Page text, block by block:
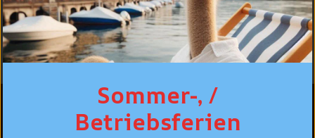
CHF 119.90
Sommer-, /
Betriebsferien